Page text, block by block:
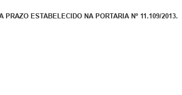
PRAZO ESTABELECIDO NA PORTARIA Nº 11.109/2013.